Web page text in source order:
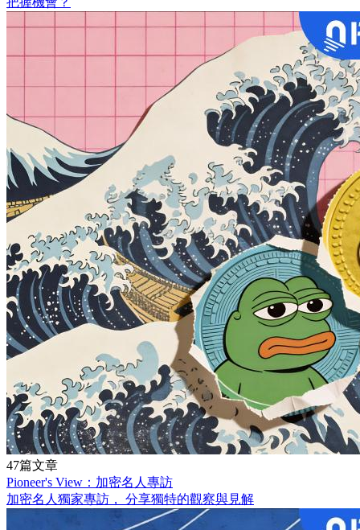
47篇文章
Pioneer's View：加密名人專訪
加密名人獨家專訪， 分享獨特的觀察與見解